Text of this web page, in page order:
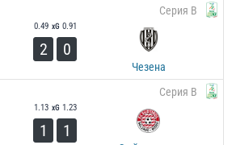
Серия B
0.49 xG 0.91
2 0
Чезена
Серия B
1.13 xG 1.23
1 1